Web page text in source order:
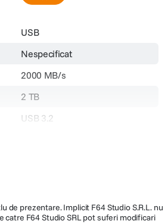
USB
Nespecificat
2000 MB/s
2 TB
USB 3.2
de prezentare. Implicit F64 Studio S.R.L. nu
catre F64 Studio SRL pot suferi modificari